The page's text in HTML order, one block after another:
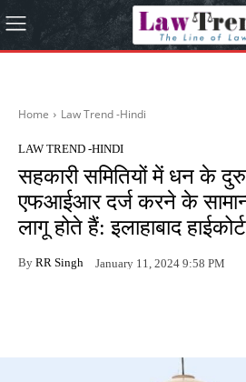
Home Law Trend -Hindi
LAW TREND -HINDI
सहकारी समितियों में धन के
एफआईआर दर्ज करने के
लागू होते हैं: इलाहाबाद हाईकोर्ट
By RR Singh January 11, 2024 9:58 PM